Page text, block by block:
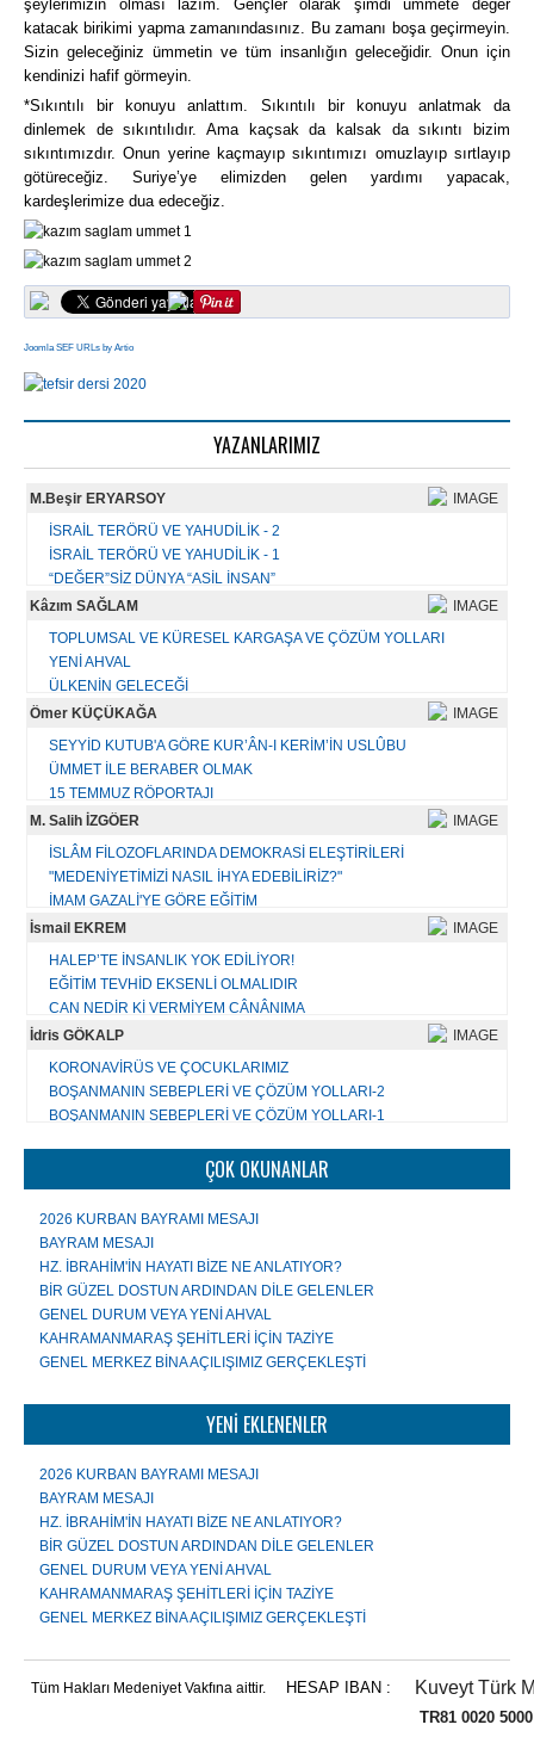
şeylerimizin olması lazım. Gençler olarak şimdi ümmete değer
katacak birikimi yapma zamanındasınız. Bu zamanı boşa geçirmeyin.
Sizin geleceğiniz ümmetin ve tüm insanlığın geleceğidir. Onun için
kendinizi hafif görmeyin.
*Sıkıntılı bir konuyu anlattım. Sıkıntılı bir konuyu anlatmak da
dinlemek de sıkıntılıdır. Ama kaçsak da kalsak da sıkıntı bizim
sıkıntımızdır. Onun yerine kaçmayıp sıkıntımızı omuzlayıp sırtlayıp
götüreceğiz. Suriye’ye elimizden gelen yardımı yapacak,
kardeşlerimize dua edeceğiz.
Joomla SEF URLs by Artio
YAZANLARIMIZ
M.Beşir ERYARSOY
İSRAİL TERÖRÜ VE YAHUDİLİK - 2
İSRAİL TERÖRÜ VE YAHUDİLİK - 1
“DEĞER”SİZ DÜNYA “ASİL İNSAN”
BAYRAM TEBRİĞİ YERİNE
KİTAB-MÎZÂN-DEMİR
KORONA VİRÜS'ÜN HATIRLATTIKLARI
TÜRKİYE VE DÜNYA GÜNDEMİ İLE İLGİLENMENİN GEREKLİLİĞİ - 2
TÜRKİYE VE DÜNYA GÜNDEMİ İLE İLGİLENMENİN GEREKLİLİĞİ-1
ATALETİMİZİN SEBEPLERİ
BAYRAM TEBRİĞİ
Tüm yazıları...
Kâzım SAĞLAM
TOPLUMSAL VE KÜRESEL KARGAŞA VE ÇÖZÜM YOLLARI
YENİ AHVAL
ÜLKENİN GELECEĞİ
KARGAŞA DÖNEMİNİN AHVALİ
BİR ÇAĞRI VEYA ÇIĞLIK
SİYASETİ/ÜLKEYİ ANLAMA BİÇİMLERİ
AÇILIM - ATILIM
BAYRAM MESAJI 2023
GEÇMİŞ OLSUN TÜRKİYE
Tüm yazıları...
Ömer KÜÇÜKAĞA
SEYYİD KUTUB'A GÖRE KUR’ÂN-I KERİM’İN USLÛBU
ÜMMET İLE BERABER OLMAK
15 TEMMUZ RÖPORTAJI
Mısır'ın İstiklal Mahkemeleri
İsrail : Tevrata İhanet Edenlerin Devletidir
Tüm yazıları...
M. Salih İZGÖER
İSLÂM FİLOZOFLARINDA DEMOKRASİ ELEŞTİRİLERİ
"MEDENİYETİMİZİ NASIL İHYA EDEBİLİRİZ?"
İMAM GAZALİ'YE GÖRE EĞİTİM
KÜÇÜK ALEMDEKİ MEDENİYET
HATALARIMIZI DUYMAYA OLAN İHTİYACIMIZ
AKLIN ANLAMI
KİŞİNİN MEDENÎLİĞİNDEN ÜMMETİN MEDENİYETİNE
BİR DARBE KALKIŞMASININ ARDINDAN
ÇAĞIN GÖÇMENLERİ
Tüm yazıları...
İsmail EKREM
HALEP’TE İNSANLIK YOK EDİLİYOR!
EĞİTİM TEVHİD EKSENLİ OLMALIDIR
CAN NEDİR Kİ VERMİYEM CÂNÂNIMA
KİBİRDE BENLİK İDDİASI VARDIR
USÛL BİL, ÜSLÛP BİL, ÂDÂP BİL!
BU TOPRAKLAR İSLÂM COĞRAFYASIDIR, HAİNLERE VE
KATİLLERE BIRAKILAMAZ
Tüm yazıları...
İdris GÖKALP
KORONAVİRÜS VE ÇOCUKLARIMIZ
BOŞANMANIN SEBEPLERİ VE ÇÖZÜM YOLLARI-2
BOŞANMANIN SEBEPLERİ VE ÇÖZÜM YOLLARI-1
ÇOCUK GELİŞİMİNDE MÜSLÜMAN AİLE MODELİ
MÜSLÜMANIN TATİL ANLAYIŞI
ÇAĞDAŞ EĞİTİM ANLAYIŞLARININ HADİSLERDEN ÇIKARACAĞI
YÖNTEMLER
ÖLEN HALEP DEĞİL İNSANLIĞIMIZ
GENÇLERE 100 TAVSİYE
EĞİTİMİN ANA TEMASI "SALİH İNSAN YETİŞTİRMEK"
ÇOK OKUNANLAR
2026 KURBAN BAYRAMI MESAJI
BAYRAM MESAJI
HZ. İBRAHİM'İN HAYATI BİZE NE ANLATIYOR?
BİR GÜZEL DOSTUN ARDINDAN DİLE GELENLER
GENEL DURUM VEYA YENİ AHVAL
KAHRAMANMARAŞ ŞEHİTLERİ İÇİN TAZİYE
GENEL MERKEZ BİNA AÇILIŞIMIZ GERÇEKLEŞTİ
YENİ EKLENENLER
2026 KURBAN BAYRAMI MESAJI
BAYRAM MESAJI
HZ. İBRAHİM'İN HAYATI BİZE NE ANLATIYOR?
BİR GÜZEL DOSTUN ARDINDAN DİLE GELENLER
GENEL DURUM VEYA YENİ AHVAL
KAHRAMANMARAŞ ŞEHİTLERİ İÇİN TAZİYE
GENEL MERKEZ BİNA AÇILIŞIMIZ GERÇEKLEŞTİ
Tüm Hakları Medeniyet Vakfına aittir. HESAP IBAN : Kuveyt Türk
TR81 0020 5000 0084